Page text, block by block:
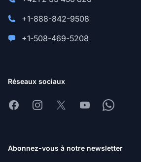
+1-888-842-9508
+1-508-469-5208
Réseaux sociaux
FacebookInstagram
X YoutubeWhatsapp
Abonnez-vous à notre newsletter